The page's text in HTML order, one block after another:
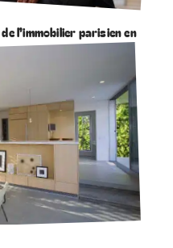
l’immobilier parisien en